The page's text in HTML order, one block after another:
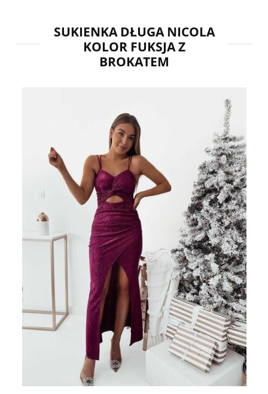
SUKIENKA DŁUGA NICOLA
KOLOR FUKSJA Z
BROKATEM